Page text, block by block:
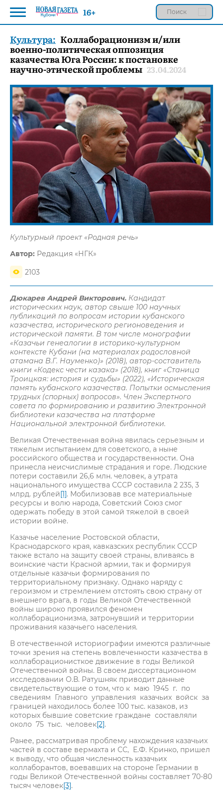
Культура: Коллаборационизм и/или
военно-политическая оппозиция
казачества Юга России: к постановке
научно-этической проблемы 23.04.2024
Культурный проект «Родная речь»
Автор: Редакция «НГК»
2103
Дюкарев Андрей Викторович. Кандидат
исторических наук, автор свыше 100 научных
публикаций по вопросам истории кубанского
казачества, исторического регионоведения и
исторической памяти. В том числе монографии
«Казачьи генеалогии в историко-культурном
контексте Кубани (на материалах родословной
атамана В.Г. Науменко)» (2018), автор-составитель
книги «Кодекс чести казака» (2018), книг «Станица
Троицкая: история и судьбы» (2022), «Историческая
память кубанского казачества. Попытки осмысления
трудных (спорных) вопросов». Член Экспертного
совета по формированию и развитию Электронной
библиотеки казачества на платформе
Национальной электронной библиотеки.
Великая Отечественная война явилась серьезным и
тяжелым испытанием для советского, а ныне
российского общества и государственности. Она
принесла неисчислимые страдания и горе. Людские
потери составили 26,6 млн. человек, а утрата
национального имущества СССР составила 2 235, 3
млрд. рублей[1]. Мобилизовав все материальные
ресурсы и волю народа, Советский Союз смог
одержать победу в этой самой тяжелой в своей
истории войне.
Казачье население Ростовской области,
Краснодарского края, кавказских республик СССР
также встало на защиту своей страны, вливаясь в
воинские части Красной армии, так и формируя
отдельные казачьи формирования по
территориальному признаку. Однако наряду с
героизмом и стремлением отстоять свою страну от
внешнего врага, в годы Великой Отечественной
войны широко проявился феномен
коллаборационизма, затронувший и территории
проживания казачьего населения.
В отечественной историографии имеются различные
точки зрения на степень вовлеченности казачества в
коллаборационисткое движение в годы Великой
Отечественной войны. В своем диссертационном
исследовании О.В. Ратушняк приводит данные
свидетельствующие о том, что к маю 1945 г. по
сведениям Главного управления казачьих войск за
границей находилось более 100 тыс. казаков, из
которых бывшие советские граждане составляли
около 75 тыс. человек[2].
Ранее, рассматривая проблему нахождения казачьих
частей в составе вермахта и СС, Е.Ф. Кринко, пришел
к выводу, что общая численность казачьих
коллаборантов, воевавших на стороне Германии в
годы Великой Отечественной войны составляет 70-80
тысяч человек[3].
16+